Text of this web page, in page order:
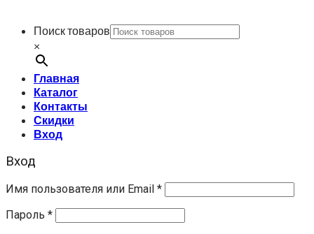
Поиск товаров
×
Главная
Каталог
Контакты
Скидки
Вход
Вход
Имя пользователя или Email *
Пароль *